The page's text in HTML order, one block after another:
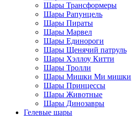
Шары Трансформеры
Шары Рапунцель
Шары Пираты
Шары Марвел
Шары Единороги
Шары Щенячий патруль
Шары Хэллоу Китти
Шары Тролли
Шары Мишки Ми мишки
Шары Принцессы
Шары Животные
Шары Динозавры
Гелевые шары